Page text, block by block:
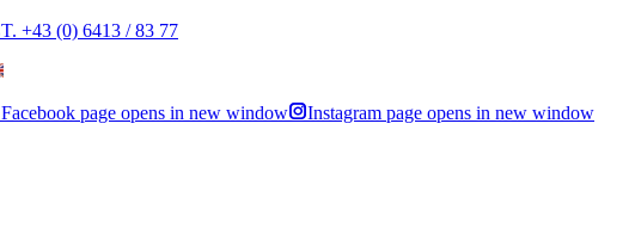
T. +43 (0) 6413 / 83 77
Facebook page opens in new window
Instagram page opens in new window